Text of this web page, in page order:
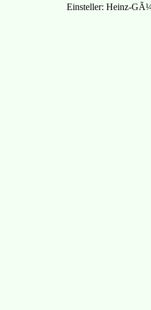
Einsteller: Heinz-